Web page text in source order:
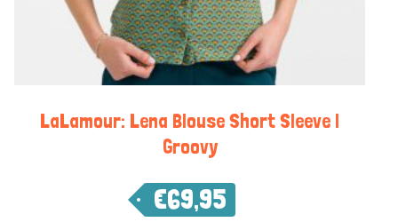
LaLamour: Lena Blouse Short Sleeve |
Groovy
€69,95